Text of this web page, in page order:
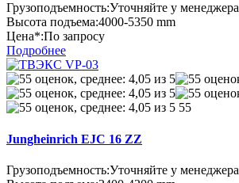
Грузоподъемность:Уточняйте у менеджера
Высота подъема:4000-5350 mm
Цена*:По запросу
Подробнее
55
Jungheinrich EJC 16 ZZ
Грузоподъемность:Уточняйте у менеджера